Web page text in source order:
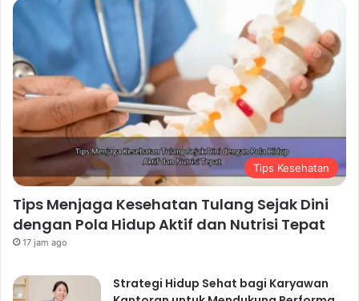
Tips Kesehatan
Tips Menjaga Kesehatan Tulang Sejak Dini
dengan Pola Hidup Aktif dan Nutrisi Tepat
17 jam ago
Strategi Hidup Sehat bagi Karyawan